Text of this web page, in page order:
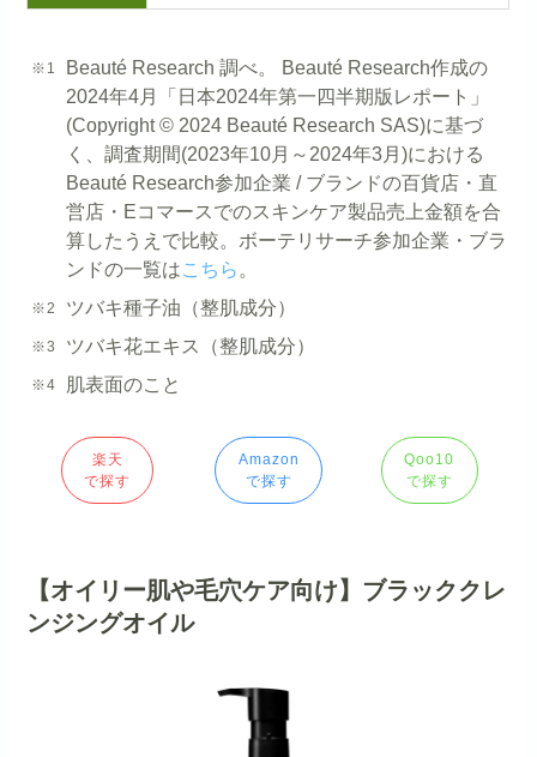
Beauté Research 調べ。 Beauté Research作成の
2024年4月「日本2024年第一四半期版レポート」
(Copyright © 2024 Beauté Research SAS)に基づ
く、調査期間(2023年10月～2024年3月)における
Beauté Research参加企業 / ブランドの百貨店・直
営店・Eコマースでのスキンケア製品売上金額を合
算したうえで比較。ボーテリサーチ参加企業・ブラ
ンドの一覧はこちら 。
ツバキ種子油（整肌成分）
ツバキ花エキス（整肌成分）
肌表面のこと
楽天
で探す
Amazon
で探す
Qoo10
で探す
【オイリー肌や毛穴ケア向け】ブラッククレ
ンジングオイル